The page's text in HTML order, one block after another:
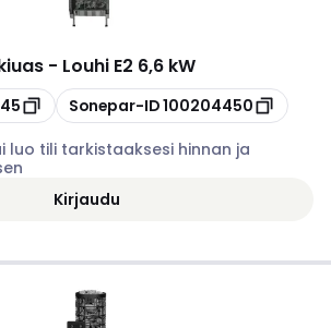
- Louhi E2 6,6 kW
Kopioi
Sonepar-ID100204450
luo tili tarkistaaksesi hinnan ja
Kirjaudu